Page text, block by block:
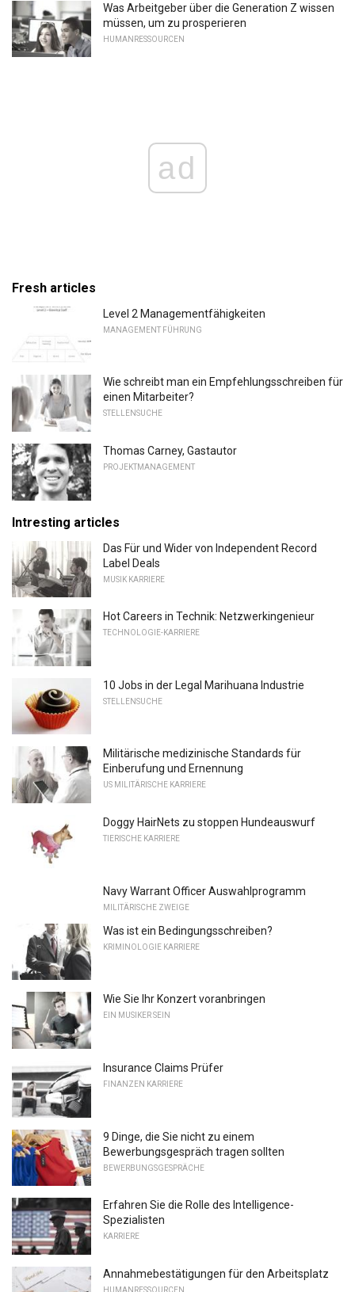
Was Arbeitgeber über die Generation Z wissen
müssen, um zu prosperieren
HUMANRESSOURCEN
ad
Fresh articles
Level 2 Managementfähigkeiten
MANAGEMENT FÜHRUNG
Wie schreibt man ein Empfehlungsschreiben für
einen Mitarbeiter?
STELLENSUCHE
Thomas Carney, Gastautor
PROJEKTMANAGEMENT
Intresting articles
Das Für und Wider von Independent Record
Label Deals
MUSIK KARRIERE
Hot Careers in Technik: Netzwerkingenieur
TECHNOLOGIE-KARRIERE
10 Jobs in der Legal Marihuana Industrie
STELLENSUCHE
Militärische medizinische Standards für
Einberufung und Ernennung
US MILITÄRISCHE KARRIERE
Doggy HairNets zu stoppen Hundeauswurf
TIERISCHE KARRIERE
Navy Warrant Officer Auswahlprogramm
MILITÄRISCHE ZWEIGE
Was ist ein Bedingungsschreiben?
KRIMINOLOGIE KARRIERE
Wie Sie Ihr Konzert voranbringen
EIN MUSIKER SEIN
Insurance Claims Prüfer
FINANZEN KARRIERE
9 Dinge, die Sie nicht zu einem
Bewerbungsgespräch tragen sollten
BEWERBUNGSGESPRÄCHE
Erfahren Sie die Rolle des Intelligence-
Spezialisten
KARRIERE
Annahmebestätigungen für den Arbeitsplatz
HUMANRESSOURCEN